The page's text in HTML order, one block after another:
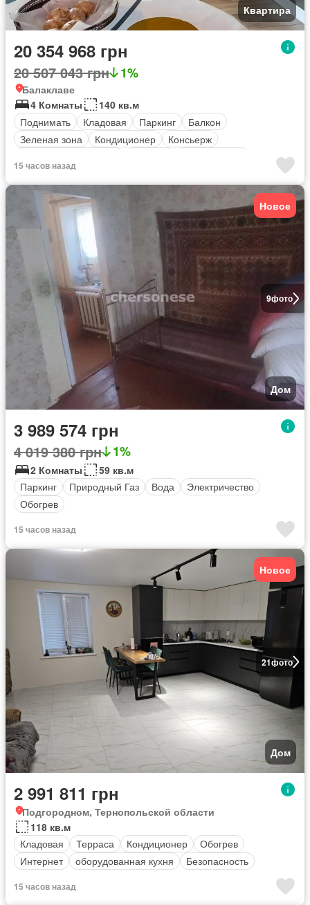
Квартира
20 354 968 грн
20 507 043 грн 1%
Балаклаве
4 Комнаты
140 кв.м
Поднимать
Кладовая Паркинг
Балкон
Зеленая зона
Кондиционер
Консьерж
15 часов назад
9фото
Новое
Дом
3 989 574 грн
4 019 380 грн 1%
2 Комнаты
59 кв.м
Паркинг
Природный Газ Вода
Электричество
Обогрев
15 часов назад
21фото
Новое
Дом
2 991 811 грн
Подгородном, Тернопольской области
118 кв.м
Кладовая
Терраса Кондиционер
Обогрев
Интернет
оборудованная кухня Безопасность
15 часов назад